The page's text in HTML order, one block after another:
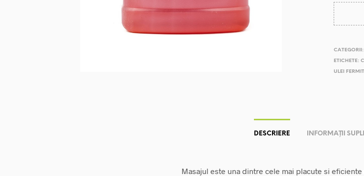
CATEGORII:
ETICHETE:
ULEI
DESCRIERE INFORMAȚII
Masajul este una dintre cele mai placute si